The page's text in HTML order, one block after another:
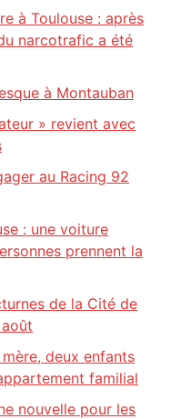
à Toulouse : après
narcotrafic a été
à Montauban
» revient avec
au Racing 92
: une voiture
prennent la
de la Cité de
août
deux enfants
familial
nouvelle pour les